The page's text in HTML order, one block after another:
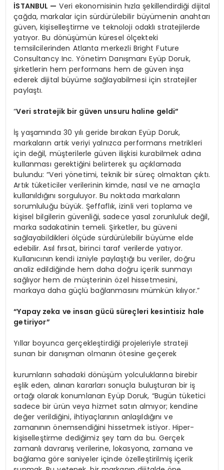
İSTANBUL — Veri ekonomisinin hızla şekillendirdiği dijital
çağda, markalar için sürdürülebilir büyümenin anahtarı
güven, kişiselleştirme ve teknoloji odaklı stratejilerde
yatıyor. Bu dönüşümün küresel ölçekteki
temsilcilerinden Atlanta merkezli Bright Future
Consultancy Inc. Yönetim Danışmanı Eyüp Doruk,
şirketlerin hem performans hem de güven inşa
ederek dijital büyüme sağlayabilmesi için stratejiler
paylaştı.
“Veri stratejik bir güven unsuru haline geldi”
İş yaşamında 30 yılı geride bırakan Eyüp Doruk,
markaların artık veriyi yalnızca performans metrikleri
için değil, müşterilerle güven ilişkisi kurabilmek adına
kullanması gerektiğini belirterek şu açıklamada
bulundu: “Veri yönetimi, teknik bir süreç olmaktan çıktı.
Artık tüketiciler verilerinin kimde, nasıl ve ne amaçla
kullanıldığını sorguluyor. Bu noktada markaların
sorumluluğu büyük. Şeffaflık, izinli veri toplama ve
kişisel bilgilerin güvenliği, sadece yasal zorunluluk değil,
marka sadakatinin temeli. Şirketler, bu güveni
sağlayabildikleri ölçüde sürdürülebilir büyüme elde
edebilir. Asıl fırsat, birinci taraf verilerde yatıyor.
Kullanıcının kendi izniyle paylaştığı bu veriler, doğru
analiz edildiğinde hem daha doğru içerik sunmayı
sağlıyor hem de müşterinin özel hissetmesini,
markaya daha güçlü bağlanmasını mümkün kılıyor.”
“Yapay zeka ve insan gücü süreçleri kesintisiz hale
getiriyor”
Yıllar boyunca gerçekleştirdiği projeleriyle strateji
sunan bir danışman olmanın ötesine geçerek
kurumların sahadaki dönüşüm yolculuklarına birebir
eşlik eden, alınan kararları sonuçla buluşturan bir iş
ortağı olarak konumlanan Eyüp Doruk, “Bugün tüketici
sadece bir ürün veya hizmet satın almıyor; kendine
değer verildiğini, ihtiyaçlarının anlaşıldığını ve
zamanının önemsendiğini hissetmek istiyor. Hiper-
kişiselleştirme dediğimiz şey tam da bu. Gerçek
zamanlı davranış verilerine, lokasyona, zamana ve
bağlama göre saniyeler içinde özelleştirilmiş içerik